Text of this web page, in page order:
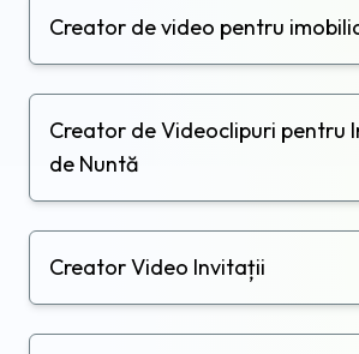
Creator de video pentru
Creator de Videoclipuri pentru
de Nuntă
Creator Video Invitații